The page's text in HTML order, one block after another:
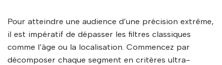
Pour atteindre une audience d’une précision extrême,
il est impératif de dépasser les filtres classiques
comme l’âge ou la localisation. Commencez par
décomposer chaque segment en critères ultra-